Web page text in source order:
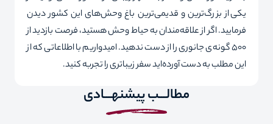
یکی از بزرگترین و قدیمی‌ترین باغ وحش‌های این کشور دیدن
فرمایید. اگر از علاقه‌مندان به حیاط وحش هستید، فرصت بازدید از
500 گونه‌ی جانوری را از دست ندهید. امیدواریم با اطلاعاتی که از
این مطلب به دست آورده‌اید سفر زیباتری را تجربه کنید.
مطالـــب پیشنهـــادی